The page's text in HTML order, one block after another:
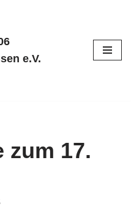
e.V.
zum 17.